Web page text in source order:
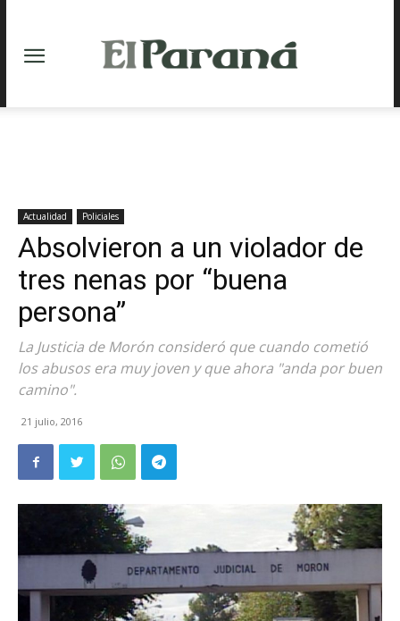
Actualidad Policiales
Absolvieron a un violador de
tres nenas por “buena
persona”
La Justicia de Morón consideró que cuando cometió
los abusos era muy joven y que ahora "anda por buen
camino".
21 julio, 2016